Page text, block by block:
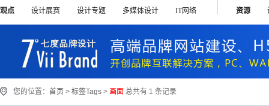
环艺设计
观点 设计展赛 设计专题 多媒体设计
IT网络
设计相关
资源
您的位置： 首页 > 标签Tags > 画面 总共有 1 条记录